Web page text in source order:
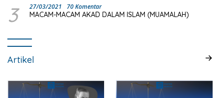
3 27/03/2021 70 Komentar
MACAM-MACAM AKAD DALAM ISLAM (MUAMALAH)
Artikel